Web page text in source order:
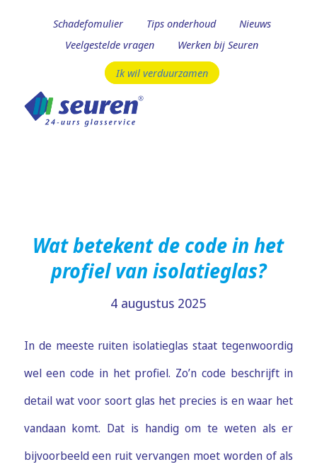
Schadefomulier Tips onderhoud
Nieuws
Veelgestelde vragen
Werken bij Seuren
Ik wil verduurzamen
Wat betekent de code in het
profiel van isolatieglas?
4 augustus 2025
In de meeste ruiten isolatieglas staat tegenwoordig
wel een code in het profiel. Zo’n code beschrijft in
detail wat voor soort glas het precies is en waar het
vandaan komt. Dat is handig om te weten als er
bijvoorbeeld een ruit vervangen moet worden of als